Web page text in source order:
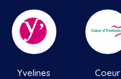
Yvelines
Coeur